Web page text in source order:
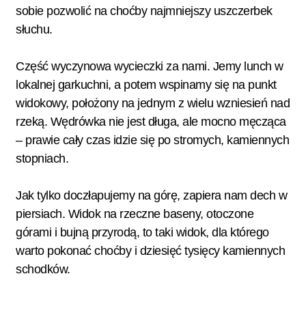
sobie pozwolić na choćby najmniejszy uszczerbek
słuchu.
Część wyczynowa wycieczki za nami. Jemy lunch w
lokalnej garkuchni, a potem wspinamy się na punkt
widokowy, położony na jednym z wielu wzniesień nad
rzeką. Wędrówka nie jest długa, ale mocno męcząca
– prawie cały czas idzie się po stromych, kamiennych
stopniach.
Jak tylko doczłapujemy na górę, zapiera nam dech w
piersiach. Widok na rzeczne baseny, otoczone
górami i bujną przyrodą, to taki widok, dla którego
warto pokonać choćby i dziesięć tysięcy kamiennych
schodków.